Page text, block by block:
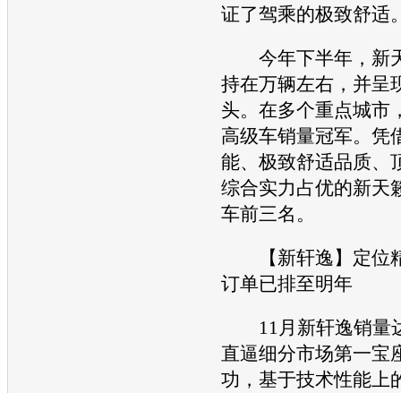
证了驾乘的极致舒适
今年下半年， 新
持在万辆左右，并呈
头。在多个重点城市
高级车销量冠军。凭
能、极致舒适品质、
综合实力占优的新天
车前三名。
【新轩逸】定位
订单已排至明年
11月 新轩逸销量
直逼细分市场第一宝
功，基于技术性能上